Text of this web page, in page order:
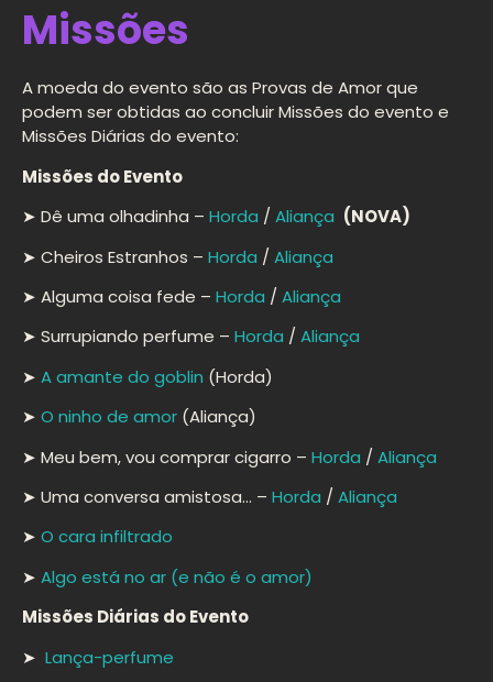
Missões
A moeda do evento são as Provas de Amor que
podem ser obtidas ao concluir Missões do evento e
Missões Diárias do evento:
Missões do Evento
➤ Dê uma olhadinha – Horda / Aliança (NOVA)
➤ Cheiros Estranhos – Horda / Aliança
➤ Alguma coisa fede – Horda / Aliança
➤ Surrupiando perfume – Horda / Aliança
➤ A amante do goblin (Horda)
➤ O ninho de amor (Aliança)
➤ Meu bem, vou comprar cigarro – Horda / Aliança
➤ Uma conversa amistosa… – Horda / Aliança
➤ O cara infiltrado
➤ Algo está no ar (e não é o amor)
Missões Diárias do Evento
➤ Lança-perfume